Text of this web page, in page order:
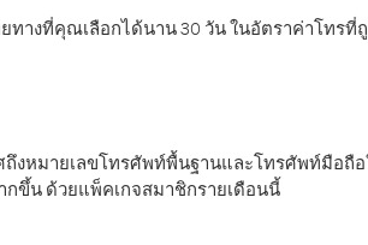
างที่คุณเลือกได้นาน 30 วัน ในอัตราค่าโทรที่
งหมายเลขโทรศัพท์พื้นฐานและโทรศัพท์มือถื
ขึ้น ด้วยแพ็คเกจสมาชิกรายเดือนนี้